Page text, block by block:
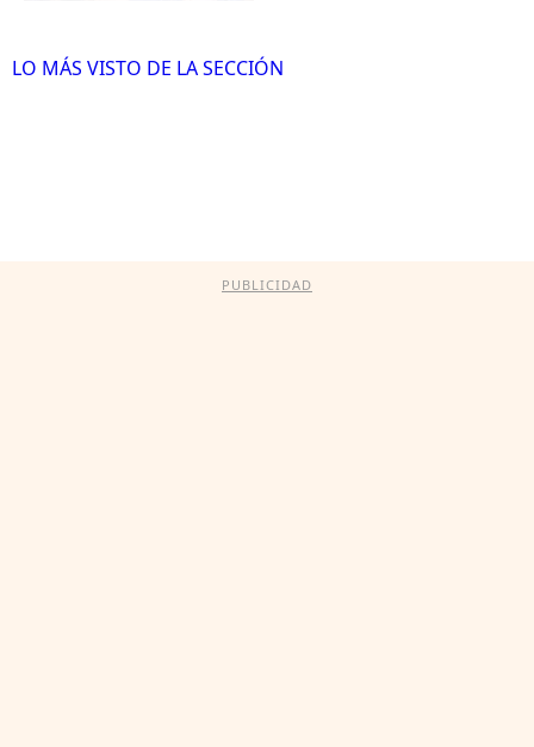
LO MÁS VISTO DE LA SECCIÓN
PUBLICIDAD